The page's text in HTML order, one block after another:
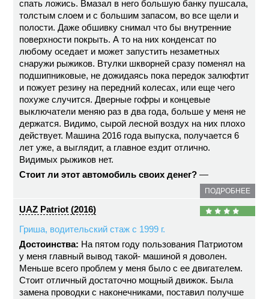
спать ложись. Вмазал в него большую банку пушсала,
толстым слоем и с большим запасом, во все щели и
полости. Даже обшивку снимал что бы внутренние
поверхности покрыть. А то на них конденсат по
любому оседает и может запустить незаметных
снаружи рыжиков. Втулки шкворней сразу поменял на
подшипниковые, не дожидаясь пока передок залюфтит
и пожует резину на передний колесах, или еще чего
похуже случится. Дверные гофры и концевые
выключатели меняю раз в два года, больше у меня не
держатся. Видимо, сырой лесной воздух на них плохо
действует. Машина 2016 года выпуска, получается 6
лет уже, а выглядит, а главное ездит отлично.
Видимых рыжиков нет.
Стоит ли этот автомобиль своих денег? —
ПОДРОБНЕЕ
UAZ Patriot (2016)
Гриша, водительский стаж с 1999 г.
Достоинства: На пятом году пользования Патриотом
у меня главный вывод такой- машиной я доволен.
Меньше всего проблем у меня было с ее двигателем.
Стоит отличный достаточно мощный движок. Была
замена проводки с наконечниками, поставил получше